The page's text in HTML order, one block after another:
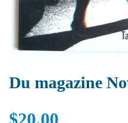
Du magazine
$20.00